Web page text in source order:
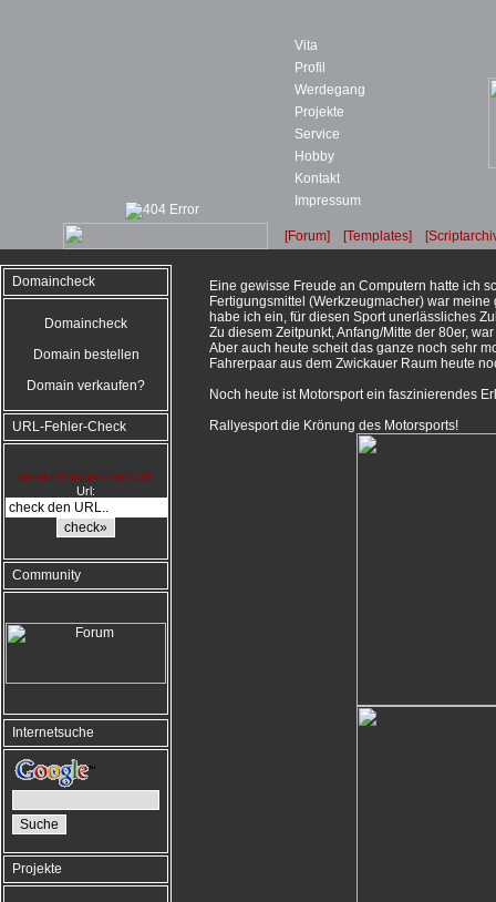
Vita
Profil
Werdegang
Projekte
Service
Hobby
Kontakt
Impressum
[Forum] [Templates]
Domaincheck
Domaincheck
Domain bestellen
Domain verkaufen?
URL-Fehler-Check
www.monstercheck.de
Url:
Community
Internetsuche
Projekte
Eine gewisse Freude an Computern hatte ich
Fertigungsmittel (Werkzeugmacher) war
habe ich ein, für diesen Sport unerlässliches
Zu diesem Zeitpunkt, Anfang/Mitte der 80er,
Aber auch heute scheit das ganze noch sehr
Fahrerpaar aus dem Zwickauer Raum heute
Noch heute ist Motorsport ein faszinierendes
Rallyesport die Krönung des Motorsports!